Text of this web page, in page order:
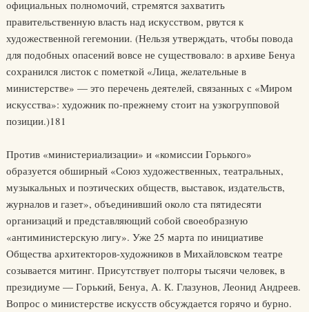
официальных полномочий, стремятся захватить
правительственную власть над искусством, рвутся к
художественной гегемонии. (Нельзя утверждать, чтобы повода
для подобных опасений вовсе не существовало: в архиве Бенуа
сохранился листок с пометкой «Лица, желательные в
министерстве» — это перечень деятелей, связанных с «Миром
искусства»: художник по-прежнему стоит на узкогрупповой
позиции.)181
Против «министериализации» и «комиссии Горького»
образуется обширный «Союз художественных, театральных,
музыкальных и поэтических обществ, выставок, издательств,
журналов и газет», объединивший около ста пятидесяти
организаций и представляющий собой своеобразную
«антиминистерскую лигу». Уже 25 марта по инициативе
Общества архитекторов-художников в Михайловском театре
созывается митинг. Присутствует полторы тысячи человек, в
президиуме — Горький, Бенуа, А. К. Глазунов, Леонид Андреев.
Вопрос о министерстве искусств обсуждается горячо и бурно.